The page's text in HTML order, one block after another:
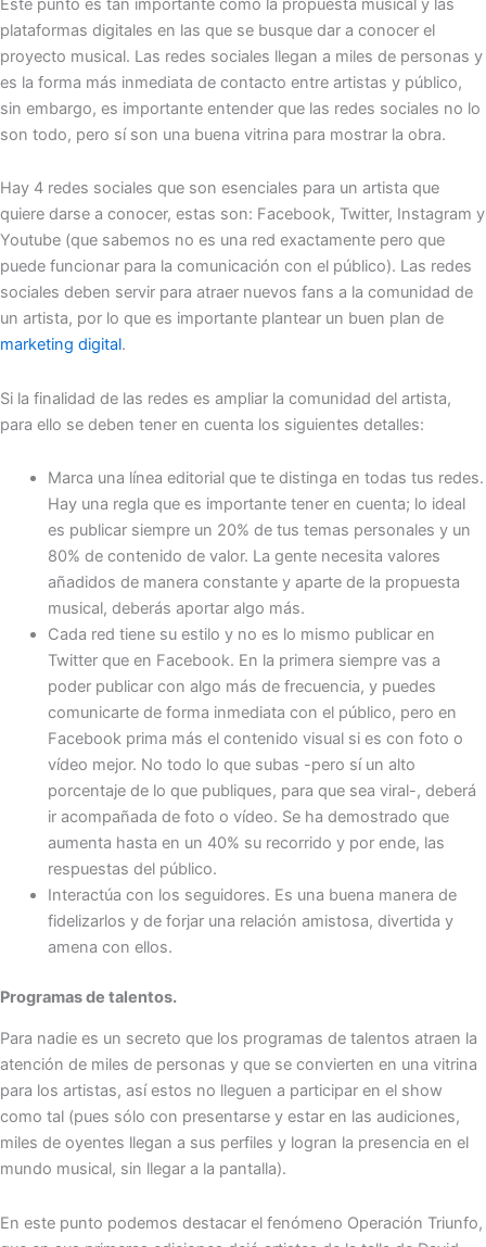
plataformas digitales en las que se busque dar a conocer el
proyecto musical. Las redes sociales llegan a miles de personas y
es la forma más inmediata de contacto entre artistas y público,
sin embargo, es importante entender que las redes sociales no lo
son todo, pero sí son una buena vitrina para mostrar la obra.
Hay 4 redes sociales que son esenciales para un artista que
quiere darse a conocer, estas son: Facebook, Twitter, Instagram y
Youtube (que sabemos no es una red exactamente pero que
puede funcionar para la comunicación con el público). Las redes
sociales deben servir para atraer nuevos fans a la comunidad de
un artista, por lo que es importante plantear un buen plan de
marketing digital.
Si la finalidad de las redes es ampliar la comunidad del artista,
para ello se deben tener en cuenta los siguientes detalles:
Marca una línea editorial que te distinga en todas tus redes.
Hay una regla que es importante tener en cuenta; lo ideal
es publicar siempre un 20% de tus temas personales y un
80% de contenido de valor. La gente necesita valores
añadidos de manera constante y aparte de la propuesta
musical, deberás aportar algo más.
Cada red tiene su estilo y no es lo mismo publicar en
Twitter que en Facebook. En la primera siempre vas a
poder publicar con algo más de frecuencia, y puedes
comunicarte de forma inmediata con el público, pero en
Facebook prima más el contenido visual si es con foto o
vídeo mejor. No todo lo que subas -pero sí un alto
porcentaje de lo que publiques, para que sea viral-, deberá
ir acompañada de foto o vídeo. Se ha demostrado que
aumenta hasta en un 40% su recorrido y por ende, las
respuestas del público.
Interactúa con los seguidores. Es una buena manera de
fidelizarlos y de forjar una relación amistosa, divertida y
amena con ellos.
Programas de talentos.
Para nadie es un secreto que los programas de talentos atraen la
atención de miles de personas y que se convierten en una vitrina
para los artistas, así estos no lleguen a participar en el show
como tal (pues sólo con presentarse y estar en las audiciones,
miles de oyentes llegan a sus perfiles y logran la presencia en el
mundo musical, sin llegar a la pantalla).
En este punto podemos destacar el fenómeno Operación Triunfo,